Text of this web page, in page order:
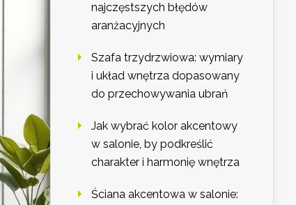
najczęstszych błędów
aranżacyjnych
Szafa trzydrzwiowa: wymiary
i układ wnętrza dopasowany
do przechowywania ubrań
Jak wybrać kolor akcentowy
w salonie, by podkreślić
charakter i harmonię wnętrza
Ściana akcentowa w salonie: